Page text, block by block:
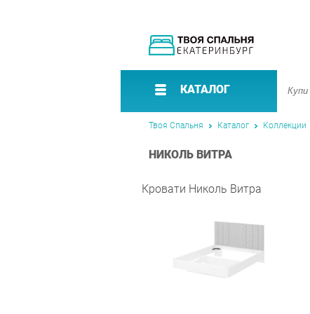
КАТАЛОГ
Твоя Спальня Каталог Коллекции
НИКОЛЬ ВИТРА
Кровати Николь Витра